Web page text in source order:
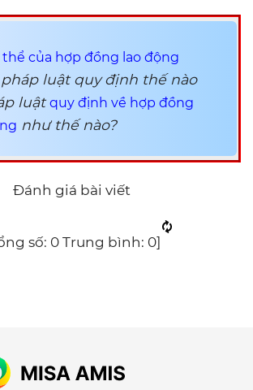
thể của hợp đồng lao động
luật quy định thế nào
luậtquy định về hợp đồng
như thế nào?
Đánh giá bài viết
số: 0 Trung bình: 0]